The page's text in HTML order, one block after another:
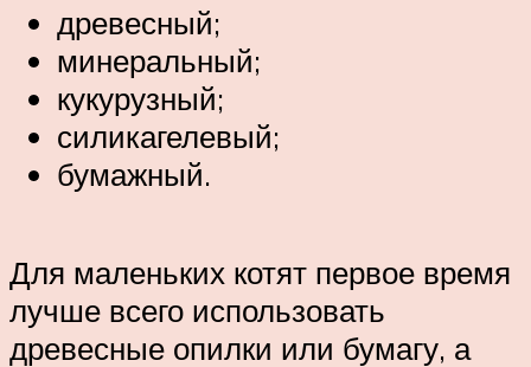
древесный;
минеральный;
кукурузный;
силикагелевый;
бумажный.
Для маленьких котят первое время
лучше всего использовать
древесные опилки или бумагу, а